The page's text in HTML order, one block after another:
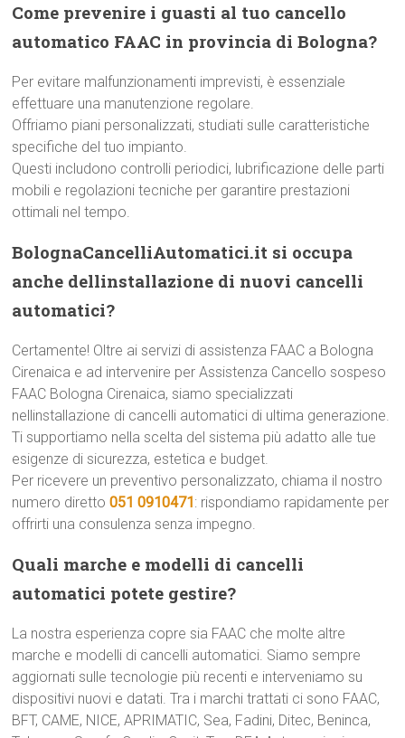
Come prevenire i guasti al tuo cancello
automatico FAAC in provincia di Bologna?
Per evitare malfunzionamenti imprevisti, è essenziale
effettuare una manutenzione regolare.
Offriamo piani personalizzati, studiati sulle caratteristiche
specifiche del tuo impianto.
Questi includono controlli periodici, lubrificazione delle parti
mobili e regolazioni tecniche per garantire prestazioni
ottimali nel tempo.
BolognaCancelliAutomatici.it si occupa
anche dellinstallazione di nuovi cancelli
automatici?
Certamente! Oltre ai servizi di assistenza FAAC a Bologna
Cirenaica e ad intervenire per Assistenza Cancello sospeso
FAAC Bologna Cirenaica, siamo specializzati
nellinstallazione di cancelli automatici di ultima generazione.
Ti supportiamo nella scelta del sistema più adatto alle tue
esigenze di sicurezza, estetica e budget.
Per ricevere un preventivo personalizzato, chiama il nostro
numero diretto051 0910471: rispondiamo rapidamente per
offrirti una consulenza senza impegno.
Quali marche e modelli di cancelli
automatici potete gestire?
La nostra esperienza copre sia FAAC che molte altre
marche e modelli di cancelli automatici. Siamo sempre
aggiornati sulle tecnologie più recenti e interveniamo su
dispositivi nuovi e datati. Tra i marchi trattati ci sono FAAC,
BFT, CAME, NICE, APRIMATIC, Sea, Fadini, Ditec, Beninca,